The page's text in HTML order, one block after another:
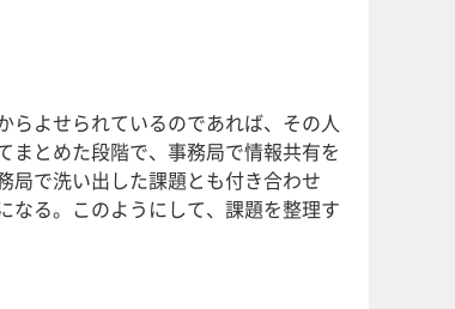
らよせられているのであれば、その人
とめた段階で、事務局で情報共有を
局で洗い出した課題とも付き合わせ
なる。このようにして、課題を整理す